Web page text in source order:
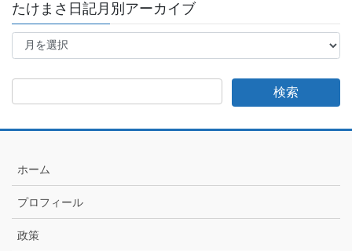
たけまさ日記月別アーカイブ
た
さ
月
ブ
ホーム
プロフィール
政策